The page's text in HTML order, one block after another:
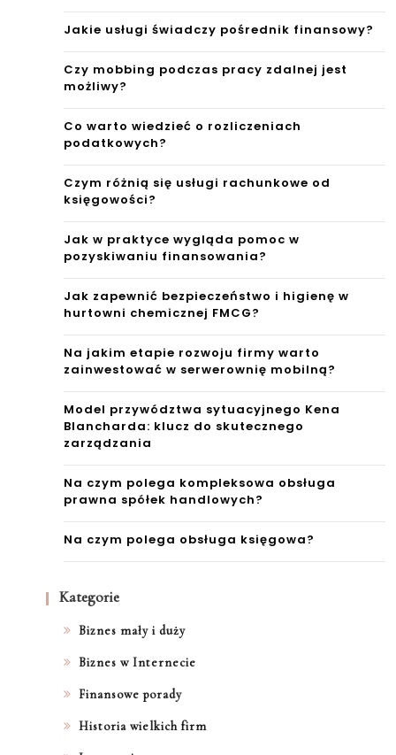
Jakie usługi świadczy pośrednik finansowy?
Czy mobbing podczas pracy zdalnej jest
możliwy?
Co warto wiedzieć o rozliczeniach
podatkowych?
Czym różnią się usługi rachunkowe od
księgowości?
Jak w praktyce wygląda pomoc w
pozyskiwaniu finansowania?
Jak zapewnić bezpieczeństwo i higienę w
hurtowni chemicznej FMCG?
Na jakim etapie rozwoju firmy warto
zainwestować w serwerownię mobilną?
Model przywództwa sytuacyjnego Kena
Blancharda: klucz do skutecznego
zarządzania
Na czym polega kompleksowa obsługa
prawna spółek handlowych?
Na czym polega obsługa księgowa?
Kategorie
Biznes mały i duży
Biznes w Internecie
Finansowe porady
Historia wielkich firm